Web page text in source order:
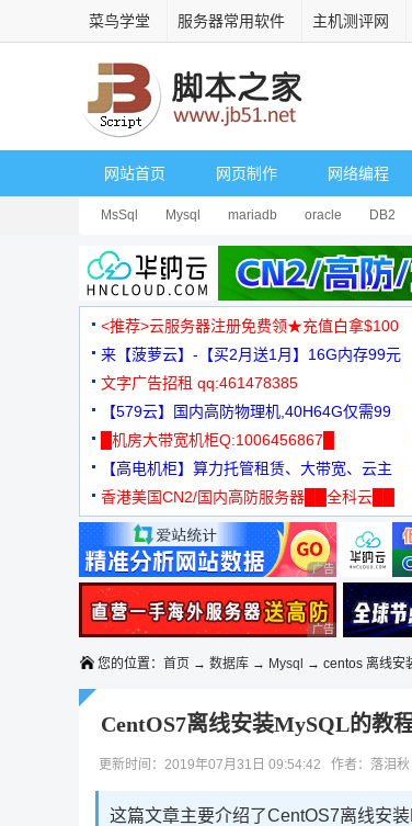
菜鸟学堂 服务器常用软件 主机测评网
网站首页 网页制作 网络编程
MsSql Mysql mariadb oracle DB2
<推荐>云服务器注册免费领★充值白拿$100
来【菠萝云】-【买2月送1月】16G内存99元
文字广告招租 qq:461478385
【579云】国内高防物理机,40H64G仅需99
元
█机房大带宽机柜Q:1006456867█
【高电机柜】算力托管租赁、大带宽、云主
机
香港美国CN2/国内高防服务器██全科云██
广告 商业广告，
广告 商业广告，
您的位置： 首页 → 数据库 → Mysql → centos 离线安
CentOS7离线安装MySQL的教
更新时间：2019年07月31日 09:54:42 作者：落泪秋
这篇文章主要介绍了CentOS7离线安